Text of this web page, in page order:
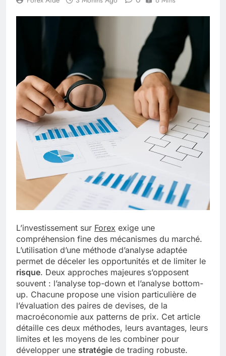
L’investissement sur Forex exige une
compréhension fine des mécanismes du marché.
L’utilisation d’une méthode d’analyse adaptée
permet de déceler les opportunités et de limiter le
risque. Deux approches majeures s’opposent
souvent : l’analyse top-down et l’analyse bottom-
up. Chacune propose une vision particulière de
l’évaluation des paires de devises, de la
macroéconomie aux patterns de prix. Cet article
détaille ces deux méthodes, leurs avantages, leurs
limites et les moyens de les combiner pour
développer une stratégie de trading robuste.